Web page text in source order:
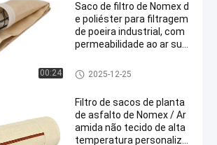
00:24
Saco de filtro de Nomex d
e poliéster para filtragem
de poeira industrial, com
permeabilidade ao ar sup
temperaturas
Sacos de filtro coletores de po
eira
2025-12-25
Filtro de sacos de planta
de asfalto de Nomex / Ar
amida não tecido de alta
temperatura personaliza